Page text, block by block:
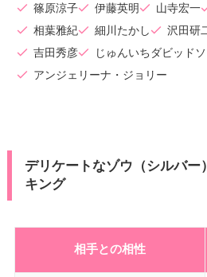
篠原涼子 伊藤英明 山寺宏一
相葉雅紀
細川たかし 沢田研
吉田秀彦
じゅんいちダビッド
アンジェリーナ・ジョリー
デリケートなゾウ（シルバー
キング
相手との相性